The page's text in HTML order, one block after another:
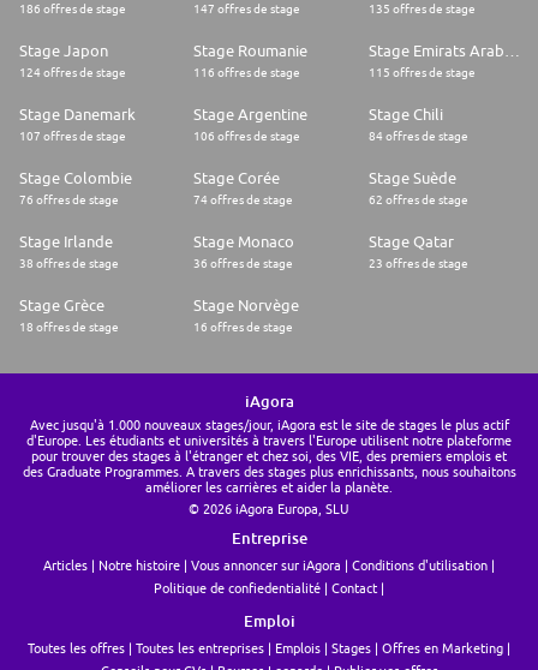
186 offres de stage 147 offres de stage 135 offres de stage
Stage Japon
124 offres de stage
Stage Roumanie
116 offres de stage 115 offres de stage
Stage Danemark
107 offres de stage
Stage Argentine
106 offres de stage
Stage Chili
84 offres de stage
Stage Colombie
76 offres de stage
Stage Corée
74 offres de stage
Stage Suède
62 offres de stage
Stage Irlande
38 offres de stage
Stage Monaco
36 offres de stage
Stage Qatar
23 offres de stage
Stage Grèce
18 offres de stage
Stage Norvège
16 offres de stage
iAgora
Avec jusqu'à 1.000 nouveaux stages/jour, iAgora est le site de stages le plus actif
d'Europe. Les étudiants et universités à travers l'Europe utilisent notre plateforme
pour trouver des stages à l'étranger et chez soi, des VIE, des premiers emplois et
des Graduate Programmes. A travers des stages plus enrichissants, nous souhaitons
améliorer les carrières et aider la planète.
© 2026 iAgora Europa, SLU
Entreprise
Articles Notre histoire Vous annoncer sur iAgora
Conditions d'utilisation
Politique de confiedentialité
Contact
Emploi
Toutes les offres Toutes les entreprises Emplois Stages
Offres en Marketing